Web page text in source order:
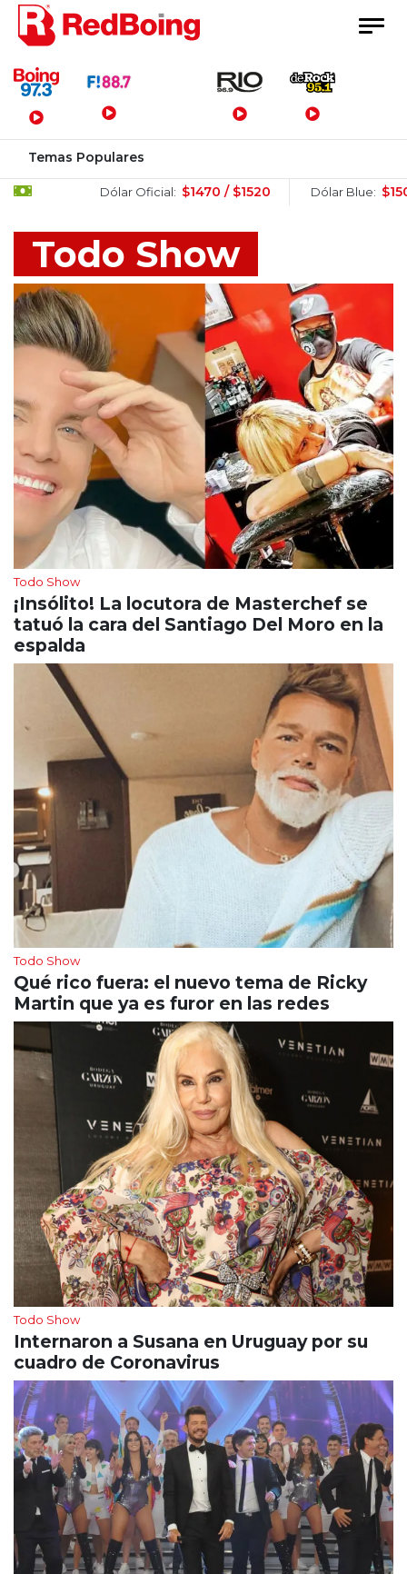
Menú Principal
Temas Populares
Dólar Oficial: $1470 / $1520 Dólar Blue: $1505 / $1525
Todo Show
Todo Show
¡Insólito! La locutora de Masterchef se
tatuó la cara del Santiago Del Moro en la
espalda
Todo Show
Qué rico fuera: el nuevo tema de Ricky
Martin que ya es furor en las redes
Todo Show
Internaron a Susana en Uruguay por su
cuadro de Coronavirus